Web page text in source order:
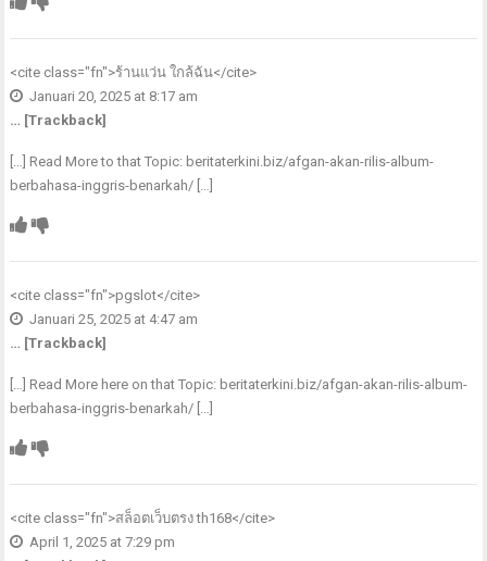
<cite class="fn">ร้านแว่น ใกล้ฉัน</cite>
Januari 20, 2025 at 8:17 am
… [Trackback]
[…] Read More to that Topic: beritaterkini.biz/afgan-akan-rilis-album-
berbahasa-inggris-benarkah/ […]
<cite class="fn">pgslot</cite>
Januari 25, 2025 at 4:47 am
… [Trackback]
[…] Read More here on that Topic: beritaterkini.biz/afgan-akan-rilis-album-
berbahasa-inggris-benarkah/ […]
<cite class="fn">สล็อตเว็บตรง th168</cite>
April 1, 2025 at 7:29 pm